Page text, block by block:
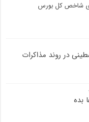
در روند مذاکرات